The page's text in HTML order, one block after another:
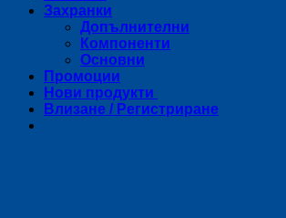
Захранки
Допълнителни
Компоненти
Основни
Промоции
Нови продукти
Влизане / Регистриране